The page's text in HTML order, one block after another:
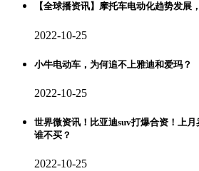
【全球播资讯】摩托车电动化趋势发展
2022-10-25
小牛电动车，为何追不上雅迪和爱玛？
2022-10-25
世界微资讯！比亚迪suv打爆合资！上
谁不买？
2022-10-25